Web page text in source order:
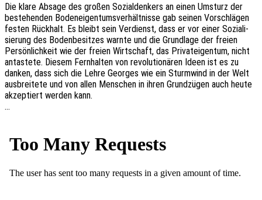
Die klare Absage des großen Sozi­al­den­kers an einen Umsturz der
bestehen­den Boden­ei­gen­tums­ver­hält­nis­se gab seinen Vorschlä­gen
festen Rück­halt. Es bleibt sein Verdienst, dass er vor einer Sozia­li­
sie­rung des Boden­be­sit­zes warnte und die Grund­la­ge der freien
Persön­lich­keit wie der freien Wirt­schaft, das Privat­ei­gen­tum, nicht
antas­te­te. Diesem Fern­hal­ten von revo­lu­tio­nä­ren Ideen ist es zu
danken, dass sich die Lehre Geor­ges wie ein Sturm­wind in der Welt
ausbrei­te­te und von allen Menschen in ihren Grund­zü­gen auch heute
akzep­tiert werden kann.
…